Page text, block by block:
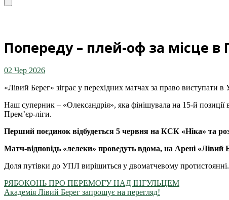
Попереду – плей-оф за місце в
02 Чер 2026
«Лівий Берег» зіграє у перехідних матчах за право виступати в
Наш суперник – «Олександрія», яка фінішувала на 15-й позиції
Прем’єр-ліги.
Перший поєдинок відбудеться 5 червня на КСК «Ніка» та
Матч-відповідь «лелеки» проведуть вдома, на Арені «Лівий
Доля путівки до УПЛ вирішиться у двоматчевому
РЯБОКОНЬ ПРО ПЕРЕМОГУ НАД ІНГУЛЬЦЕМ
Академія Лівий Берег запрошує на перегляд!